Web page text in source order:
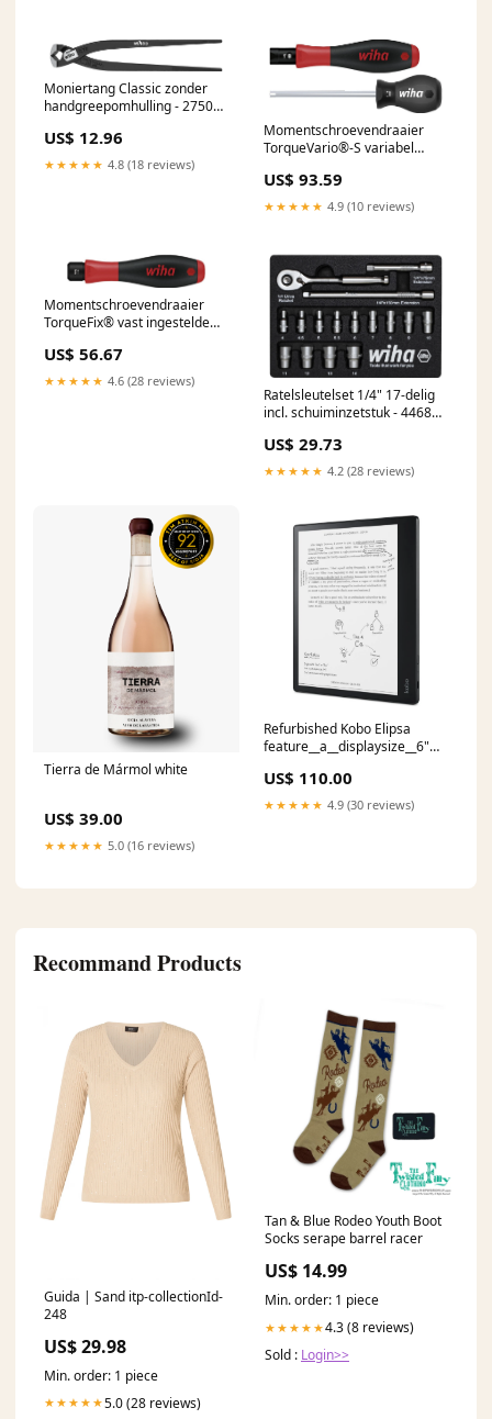
Moniertang Classic zonder
handgreepomhulling - 27504
US$ 12.96
★★★★★ 4.8 (18 reviews)
Momentschroevendraaier
TorqueVario®-S variabel
momentbegrenzing - 36850
Milwaukee PROMO
US$ 93.59
★★★★★ 4.9 (10 reviews)
Momentschroevendraaier
TorqueFix® vast ingestelde
PBM
US$ 56.67
★★★★★ 4.6 (28 reviews)
Ratelsleutelset 1/4" 17-delig
incl. schuiminzetstuk - 44683
US$ 29.73
★★★★★ 4.2 (28 reviews)
Tierra de Mármol white
US$ 39.00
★★★★★ 5.0 (16 reviews)
Refurbished Kobo Elipsa
feature__a__displaysize__6"
PRO verlichting
US$ 110.00
★★★★★ 4.9 (30 reviews)
Recommand Products
Guida | Sand itp-collectionId-
248
US$ 29.98
Min. order: 1 piece
★★★★★5.0 (28 reviews)
Tan & Blue Rodeo Youth Boot
Socks serape barrel racer
US$ 14.99
Min. order: 1 piece
★★★★★4.3 (8 reviews)
Sold : Login>>